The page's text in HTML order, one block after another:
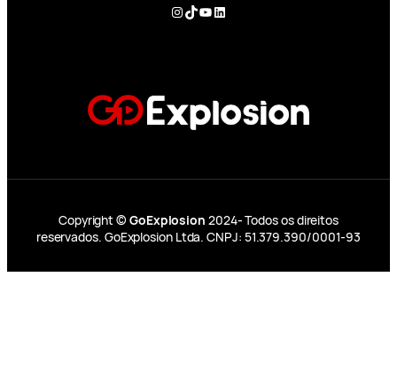
Instagram
TikTok
YouTube
LinkedIn
Copyright © GoExplosion 2024- Todos os direitos
reservados. GoExplosion Ltda. CNPJ: 51.379.390/0001-93